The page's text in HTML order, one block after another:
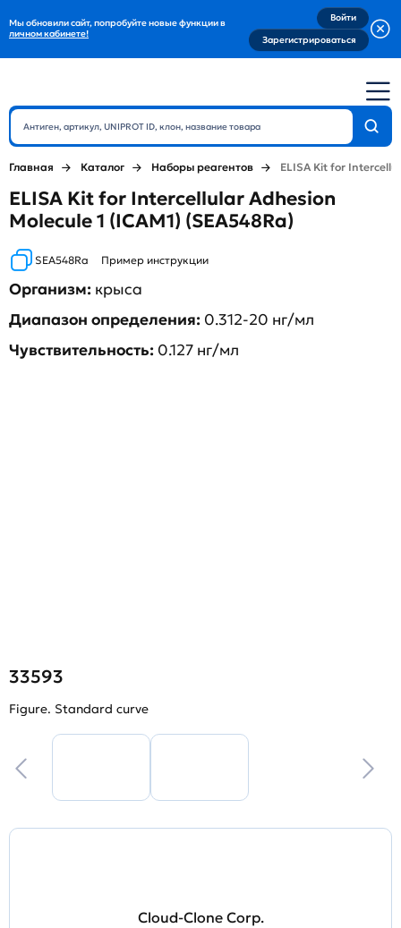
Мы обновили сайт, попробуйте новые функции в
личном кабинете!
Войти
Зарегистрироваться
Главная Каталог Наборы реагентов ELISA Kit for
ELISA Kit for Intercellular Adhesion
Molecule 1 (ICAM1) (SEA548Ra)
SEA548Ra Пример инструкции
Организм: крыса
Диапазон определения: 0.312-20 нг/мл
Чувствительность: 0.127 нг/мл
33593
Figure. Standard curve
Cloud-Clone Corp.